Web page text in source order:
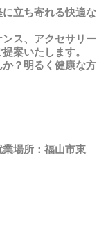
立ち寄れる快適な
ス、アクセサリー
案いたします。
？明るく健康な方
業場所：福山市東